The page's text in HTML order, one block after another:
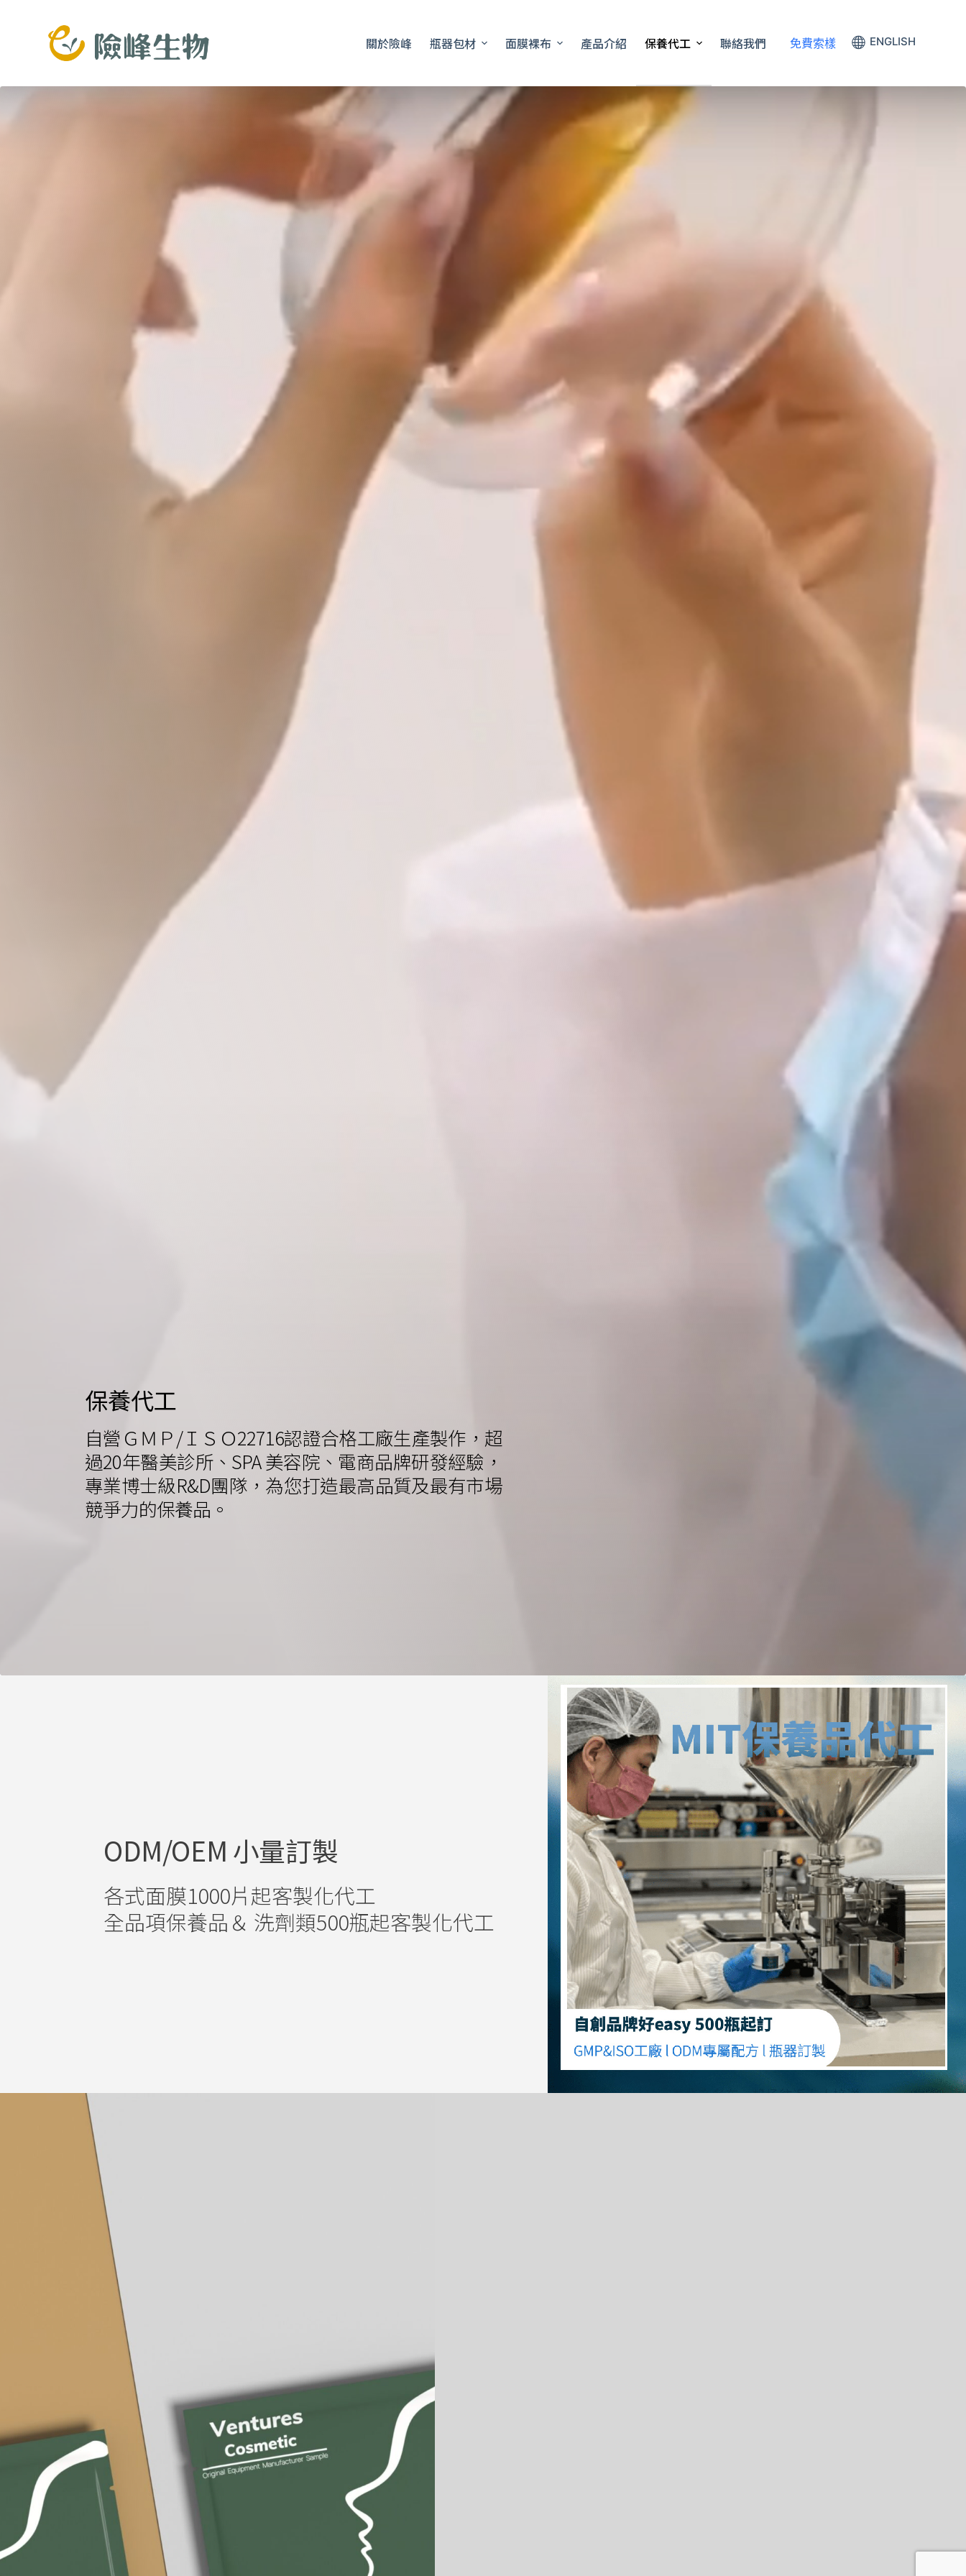
關於險峰 瓶器包材 面膜裸布 產品介紹 保養代工 聯絡我們 免費索樣 ENGLISH
保養代工
自營ＧＭＰ/ＩＳＯ22716認證合格工廠生產製作，超
過20年醫美診所、SPA 美容院、電商品牌研發經驗，
專業博士級R&D團隊，為您打造最高品質及最有市場
競爭力的保養品。
ODM/OEM 小量訂製
各式面膜1000片起客製化代工
全品項保養品＆ 洗劑類500瓶起客製化代工